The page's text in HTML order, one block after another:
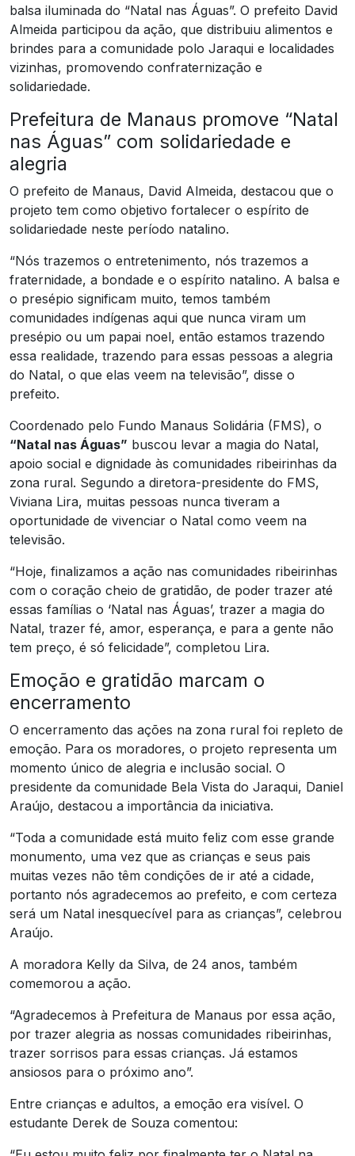
balsa iluminada do “Natal nas Águas”. O prefeito David
Almeida participou da ação, que distribuiu alimentos e
brindes para a comunidade polo Jaraqui e localidades
vizinhas, promovendo confraternização e
solidariedade.
Prefeitura de Manaus promove “Natal
nas Águas” com solidariedade e
alegria
O prefeito de Manaus, David Almeida, destacou que o
projeto tem como objetivo fortalecer o espírito de
solidariedade neste período natalino.
“Nós trazemos o entretenimento, nós trazemos a
fraternidade, a bondade e o espírito natalino. A balsa e
o presépio significam muito, temos também
comunidades indígenas aqui que nunca viram um
presépio ou um papai noel, então estamos trazendo
essa realidade, trazendo para essas pessoas a alegria
do Natal, o que elas veem na televisão”, disse o
prefeito.
Coordenado pelo Fundo Manaus Solidária (FMS), o
“Natal nas Águas” buscou levar a magia do Natal,
apoio social e dignidade às comunidades ribeirinhas da
zona rural. Segundo a diretora-presidente do FMS,
Viviana Lira, muitas pessoas nunca tiveram a
oportunidade de vivenciar o Natal como veem na
televisão.
“Hoje, finalizamos a ação nas comunidades ribeirinhas
com o coração cheio de gratidão, de poder trazer até
essas famílias o ‘Natal nas Águas’, trazer a magia do
Natal, trazer fé, amor, esperança, e para a gente não
tem preço, é só felicidade”, completou Lira.
Emoção e gratidão marcam o
encerramento
O encerramento das ações na zona rural foi repleto de
emoção. Para os moradores, o projeto representa um
momento único de alegria e inclusão social. O
presidente da comunidade Bela Vista do Jaraqui, Daniel
Araújo, destacou a importância da iniciativa.
“Toda a comunidade está muito feliz com esse grande
monumento, uma vez que as crianças e seus pais
muitas vezes não têm condições de ir até a cidade,
portanto nós agradecemos ao prefeito, e com certeza
será um Natal inesquecível para as crianças”, celebrou
Araújo.
A moradora Kelly da Silva, de 24 anos, também
comemorou a ação.
“Agradecemos à Prefeitura de Manaus por essa ação,
por trazer alegria as nossas comunidades ribeirinhas,
trazer sorrisos para essas crianças. Já estamos
ansiosos para o próximo ano”.
Entre crianças e adultos, a emoção era visível. O
estudante Derek de Souza comentou: